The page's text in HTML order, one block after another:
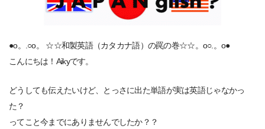
●o。.○o。 ☆☆和製英語（カタカナ語）の罠の巻☆☆。o○.。o●
こんにちは！Aikyです。
どうしても伝えたいけど、とっさに出た単語が実は英語じゃなかっ
た？
ってこと今までにありませんでしたか？？